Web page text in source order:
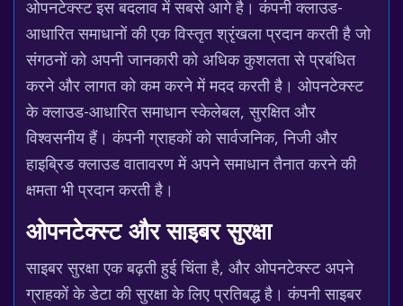
ओपनटेक्स्ट इस बदलाव में सबसे आगे है। कंपनी क्लाउड-
आधारित समाधानों की एक विस्तृत श्रृंखला प्रदान करती है जो
संगठनों को अपनी जानकारी को अधिक कुशलता से प्रबंधित
करने और लागत को कम करने में मदद करती है। ओपनटेक्स्ट
के क्लाउड-आधारित समाधान स्केलेबल, सुरक्षित और
विश्वसनीय हैं। कंपनी ग्राहकों को सार्वजनिक, निजी और
हाइब्रिड क्लाउड वातावरण में अपने समाधान तैनात करने की
क्षमता भी प्रदान करती है।
ओपनटेक्स्ट और साइबर सुरक्षा
साइबर सुरक्षा एक बढ़ती हुई चिंता है, और ओपनटेक्स्ट अपने
ग्राहकों के डेटा की सुरक्षा के लिए प्रतिबद्ध है। कंपनी साइबर